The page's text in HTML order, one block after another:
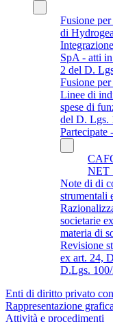
Fusione
di
SpA - atti
2 del D.
Fusione
Linee di
spese di
del D. Lgs.
Partecipate
NET
Note di di
strumentali
societarie
materia di
Revisione
ex art. 24,
D.Lgs.
Enti di diritto privato
Rappresentazione grafica
Attività e procedimenti